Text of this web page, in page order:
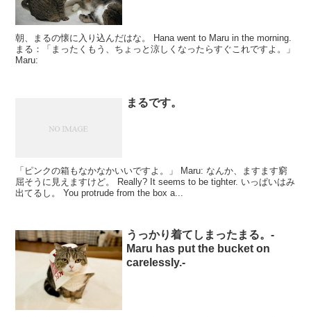
朝、まるの懐に入り込んだはな。 Hana went to Maru in the morning.
まる：「まったくもう、ちょっと涼しくなったらすぐこれですよ。」
Maru:
まるです。
「ピンクの箱もなかなかいいですよ。」 Maru: なんか、ますます窮
屈そうに見えますけど。 Really? It seems to be tighter. いっぱいはみ
出てるし。 You protrude from the box a...
うっかり着てしまったまる。-
Maru has put the bucket on
carelessly.-